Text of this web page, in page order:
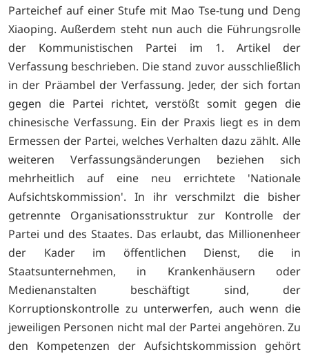
Parteichef auf einer Stufe mit Mao Tse-tung und Deng
Xiaoping. Außerdem steht nun auch die Führungsrolle
der Kommunistischen Partei im 1. Artikel der
Verfassung beschrieben. Die stand zuvor ausschließlich
in der Präambel der Verfassung. Jeder, der sich fortan
gegen die Partei richtet, verstößt somit gegen die
chinesische Verfassung. Ein der Praxis liegt es in dem
Ermessen der Partei, welches Verhalten dazu zählt. Alle
weiteren Verfassungsänderungen beziehen sich
mehrheitlich auf eine neu errichtete 'Nationale
Aufsichtskommission'. In ihr verschmilzt die bisher
getrennte Organisationsstruktur zur Kontrolle der
Partei und des Staates. Das erlaubt, das Millionenheer
der Kader im öffentlichen Dienst, die in
Staatsunternehmen, in Krankenhäusern oder
Medienanstalten beschäftigt sind, der
Korruptionskontrolle zu unterwerfen, auch wenn die
jeweiligen Personen nicht mal der Partei angehören. Zu
den Kompetenzen der Aufsichtskommission gehört